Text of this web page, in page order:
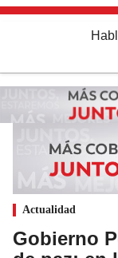
Actualidad
Gobierno